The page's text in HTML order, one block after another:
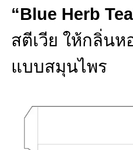
“Blue Herb
สตีเวีย ให้กลิ่น
แบบสมุนไพร